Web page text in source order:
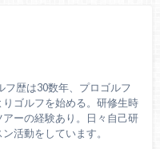
フ歴は30数年、プロゴルフ
ゴルフを始める。研修生時
ーの経験あり。日々自己研
活動をしています。